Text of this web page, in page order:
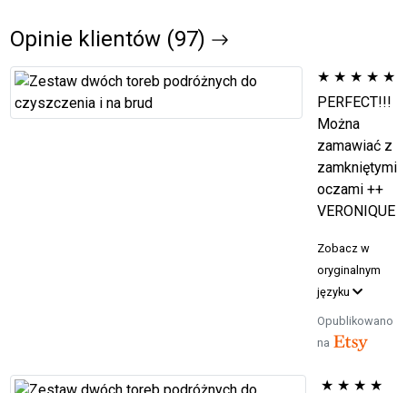
Opinie klientów (97)
★ ★ ★ ★ ★
PERFECT!!!
Można
zamawiać z
zamkniętymi
oczami ++
VERONIQUE
Zobacz w
oryginalnym
języku
Opublikowano
na
★ ★ ★ ★